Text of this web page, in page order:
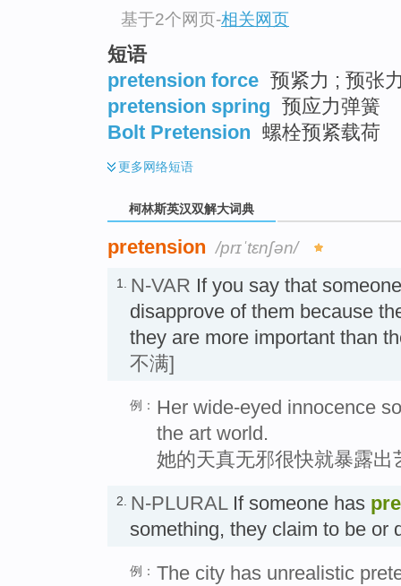
基于2个网页-相关网页
短语
pretension force 预紧力 ; 预张
pretension spring 预应力弹簧
Bolt Pretension 螺栓预紧载荷
更多网络短语
柯林斯英汉双解大词典
pretension /prɪˈtɛnʃən/
1. N-VAR If you say that
disapprove of them because
they are more important than
不满]
例： Her wide-eyed innocence
the art world.
她的天真无邪很快就暴露出
2. N-PLURALIf someone has
something, they claim to be or
例： The city has unrealistic